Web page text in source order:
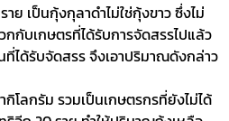
ย เป็นกุ้งกุลาดำไม่ใช่กุ้งขาว ซึ่งไม่
กกับเกษตรที่ได้รับการจัดสรรไปแล้ว
ที่ได้รับจัดสรร จึงเอาปริมาณดังกล่าว
กิโลกรัม รวมเป็นเกษตรกรที่ยังไม่ได้